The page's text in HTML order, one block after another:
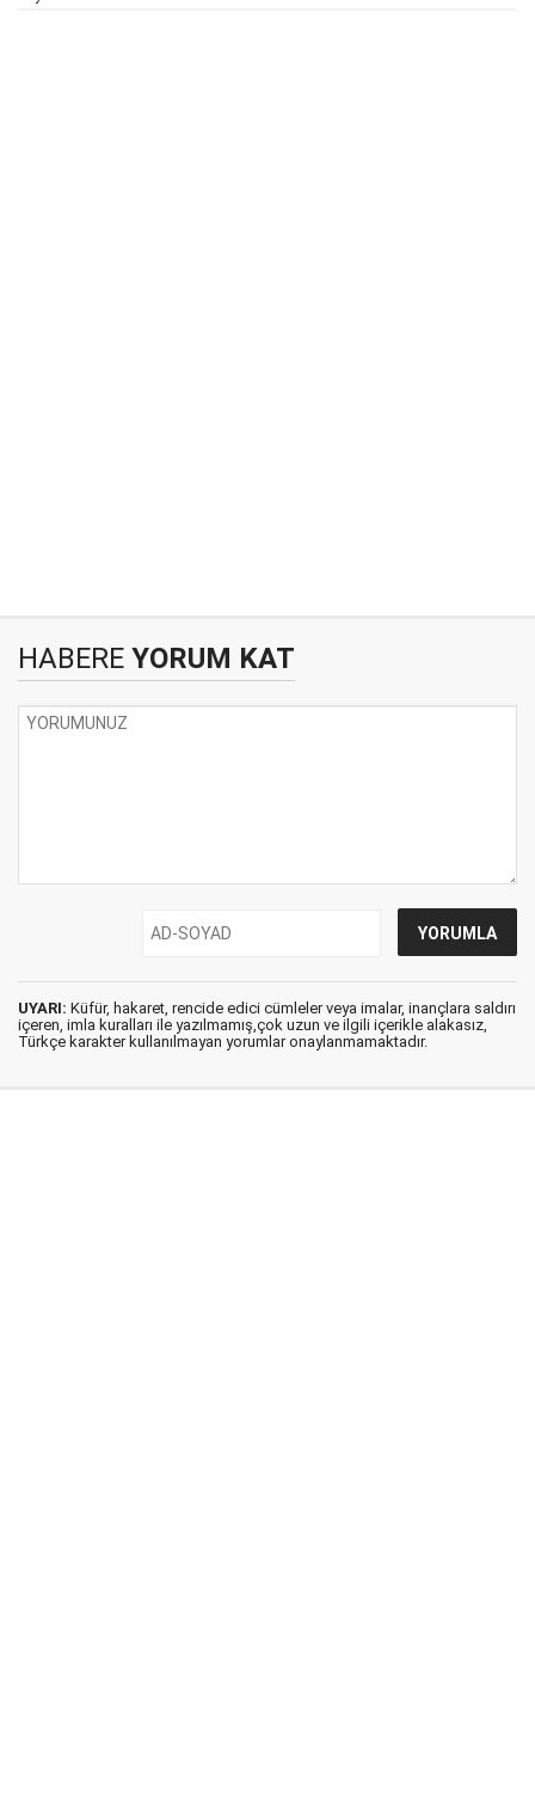
HABERE YORUM KAT
UYARI: Küfür, hakaret, rencide edici cümleler veya imalar, inançlara saldırı
içeren, imla kuralları ile yazılmamış,çok uzun ve ilgili içerikle alakasız,
Türkçe karakter kullanılmayan yorumlar onaylanmamaktadır.